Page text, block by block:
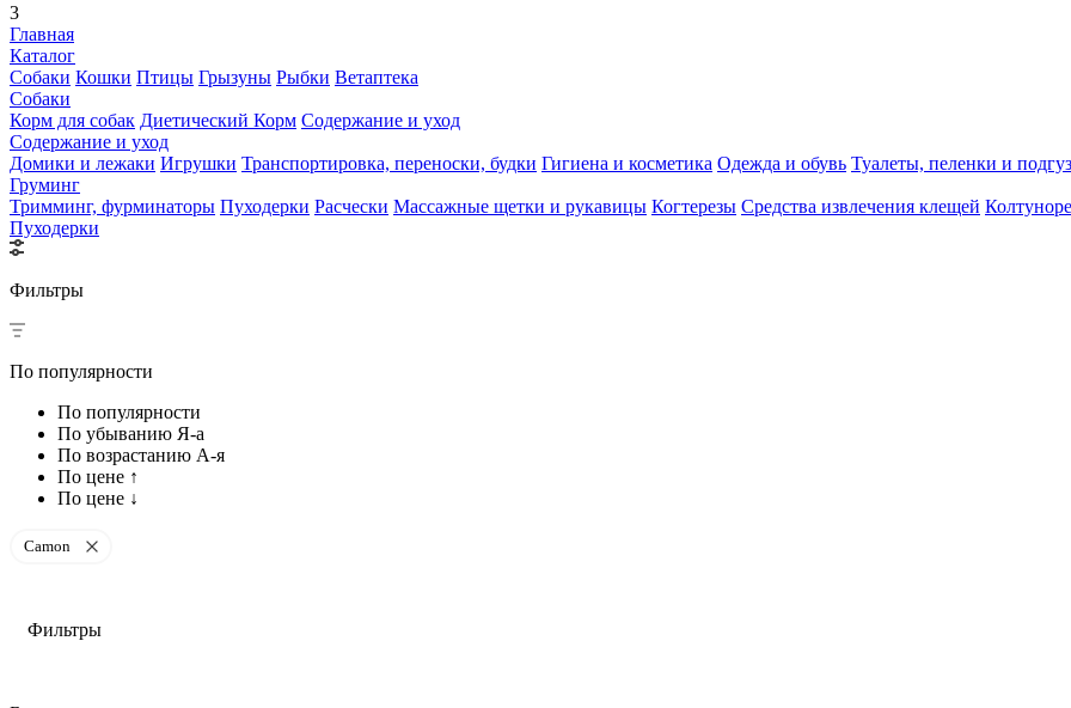
3
Главная
Каталог
Собаки Кошки Птицы Грызуны Рыбки Ветаптека
Собаки
Корм для собак Диетический Корм Содержание и уход
Содержание и уход
Домики и лежаки Игрушки Транспортировка, переноски, будки Гигиена и косметика Одежда и обувь Туалеты, пеленки и
Груминг
Тримминг, фурминаторы Пуходерки Расчески Массажные щетки и рукавицы Когтерезы Средства извлечения клещей
Пуходерки
Фильтры
По популярности
По популярности
По убыванию Я-а
По возрастанию А-я
По цене ↑
По цене ↓
Camon
Фильтры